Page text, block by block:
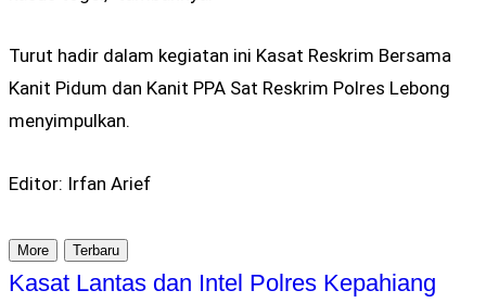
Turut hadir dalam kegiatan ini Kasat Reskrim Bersama
Kanit Pidum dan Kanit PPA Sat Reskrim Polres Lebong
menyimpulkan.
Editor: Irfan Arief
More Terbaru
Kasat Lantas dan Intel Polres Kepahiang